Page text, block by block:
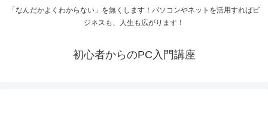
「なんだかよくわからない」を無くします！パソコンやネットを活用すればビ
ジネスも、人生も広がります！
初心者からのPC入門講座